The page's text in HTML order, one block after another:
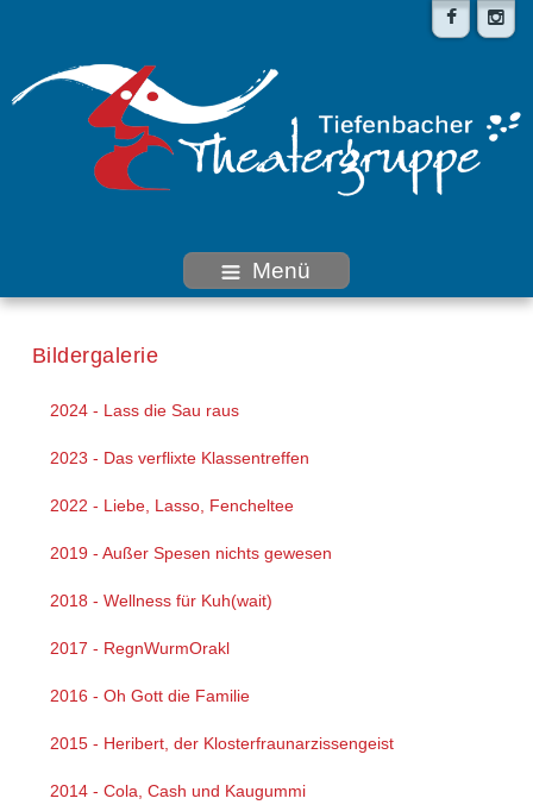
Menü
Bildergalerie
2024 - Lass die Sau raus
2023 - Das verflixte Klassentreffen
2022 - Liebe, Lasso, Fencheltee
2019 - Außer Spesen nichts gewesen
2018 - Wellness für Kuh(wait)
2017 - RegnWurmOrakl
2016 - Oh Gott die Familie
2015 - Heribert, der Klosterfraunarzissengeist
2014 - Cola, Cash und Kaugummi